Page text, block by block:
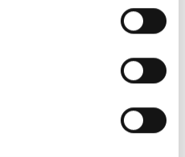
12 Pro
Montering (OBS.
inkluderet!)